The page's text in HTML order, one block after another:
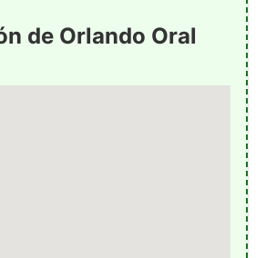
de Orlando Oral